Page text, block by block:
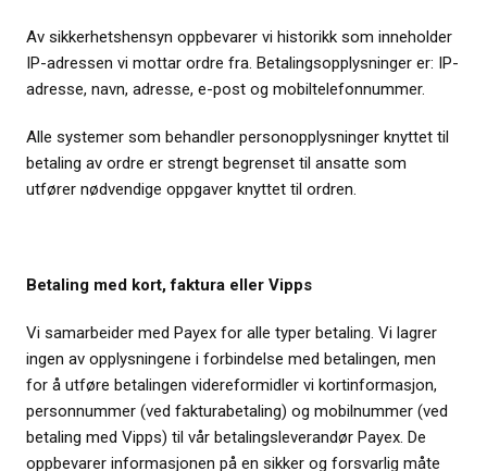
Av sikkerhetshensyn oppbevarer vi historikk som inneholder
IP-adressen vi mottar ordre fra. Betalingsopplysninger er: IP-
adresse, navn, adresse, e-post og mobiltelefonnummer.
Alle systemer som behandler personopplysninger knyttet til
betaling av ordre er strengt begrenset til ansatte som
utfører nødvendige oppgaver knyttet til ordren.
Betaling med kort, faktura eller Vipps
Vi samarbeider med Payex for alle typer betaling. Vi lagrer
ingen av opplysningene i forbindelse med betalingen, men
for å utføre betalingen videreformidler vi kortinformasjon,
personnummer (ved fakturabetaling) og mobilnummer (ved
betaling med Vipps) til vår betalingsleverandør Payex. De
oppbevarer informasjonen på en sikker og forsvarlig måte